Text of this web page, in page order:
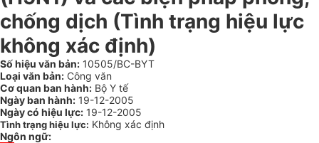
chống dịch (Tình trạng hiệu lực
không xác định)
Số hiệu văn bản: 10505/BC-BYT
Loại văn bản: Công văn
Cơ quan ban hành: Bộ Y tế
Ngày ban hành: 19-12-2005
Ngày có hiệu lực: 19-12-2005
Tình trạng hiệu lực: Không xác định
Ngôn ngữ: